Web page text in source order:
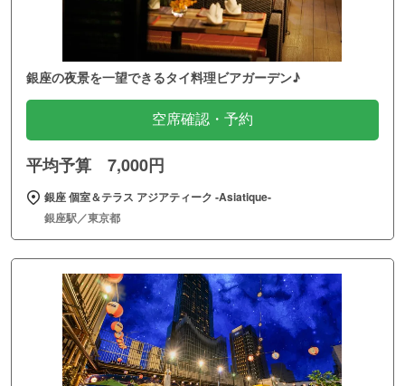
銀座の夜景を一望できるタイ料理ビアガーデン♪
空席確認・予約
平均予算 7,000円
銀座 個室＆テラス アジアティーク ‐Asiatique‐
銀座駅／東京都